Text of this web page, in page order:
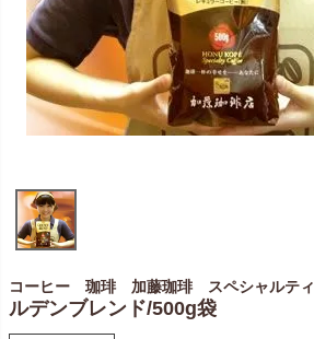
コーヒー 珈琲 加藤珈琲 スペシャルティ
ルデンブレンド/500g袋